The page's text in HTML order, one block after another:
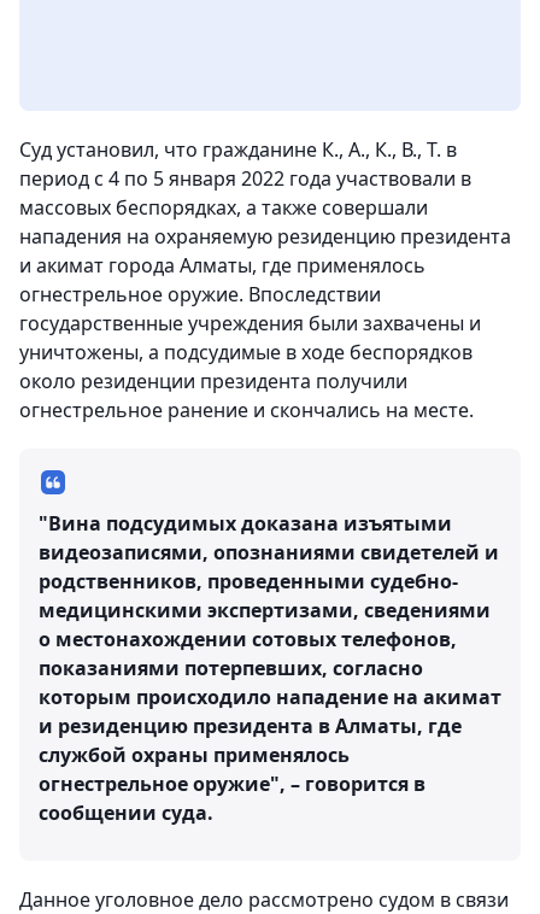
Суд установил, что гражданине К., А., К., В., Т. в
период с 4 по 5 января 2022 года участвовали в
массовых беспорядках, а также совершали
нападения на охраняемую резиденцию президента
и акимат города Алматы, где применялось
огнестрельное оружие. Впоследствии
государственные учреждения были захвачены и
уничтожены, а подсудимые в ходе беспорядков
около резиденции президента получили
огнестрельное ранение и скончались на месте.
"Вина подсудимых доказана изъятыми
видеозаписями, опознаниями свидетелей и
родственников, проведенными судебно-
медицинскими экспертизами, сведениями
о местонахождении сотовых телефонов,
показаниями потерпевших, согласно
которым происходило нападение на акимат
и резиденцию президента в Алматы, где
службой охраны применялось
огнестрельное оружие", – говорится в
сообщении суда.
Данное уголовное дело рассмотрено судом в связи